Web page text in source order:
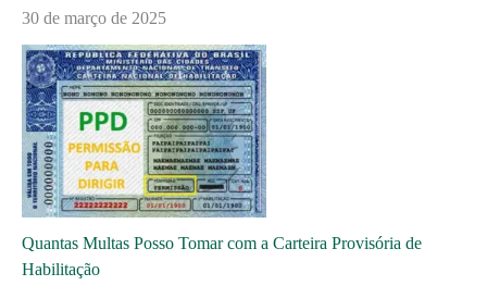
30 de março de 2025
Quantas Multas Posso Tomar com a Carteira Provisória de
Habilitação